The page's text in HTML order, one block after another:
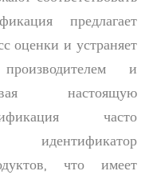
предлагает
оценки и устраняет
и
настоящую
часто
что имеет